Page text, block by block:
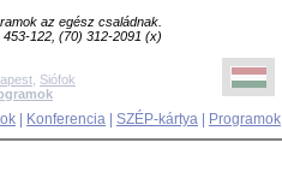
az egész családnak.
453-122, (70) 312-2091 (x)
Siófok
Konferencia SZÉP-kártya Programok